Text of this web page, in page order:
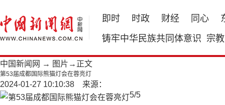
即时 时政 财经 同心
铸牢中华民族共同体意识 宗教
中国新闻网 → 图片 →正文
第53届成都国际熊猫灯会在蓉亮灯
2024-01-27 10:10:38 来源：
5/5